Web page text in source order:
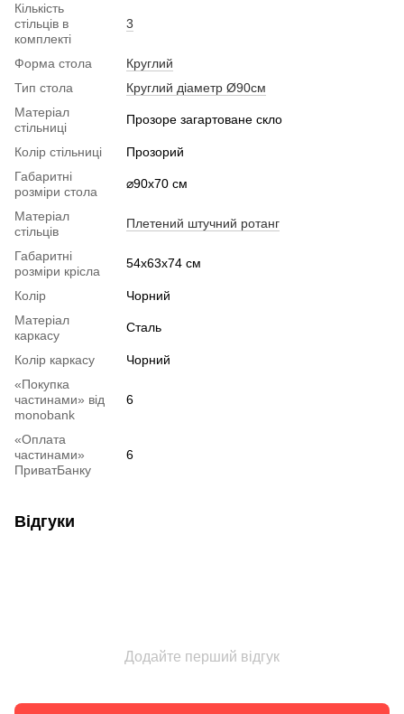
Кількість
стільців в
комплекті
3
Форма стола
Круглий
Тип стола
Круглий діаметр Ø90см
Матеріал
стільниці
Прозоре загартоване скло
Колір стільниці
Прозорий
Габаритні
розміри стола
⌀90x70 см
Матеріал
стільців
Плетений штучний ротанг
Габаритні
розміри крісла
54х63x74 см
Колір
Чорний
Матеріал
каркасу
Сталь
Колір каркасу
Чорний
«Покупка
частинами» від
monobank
6
«Оплата
частинами»
ПриватБанку
6
Відгуки
Додайте перший відгук